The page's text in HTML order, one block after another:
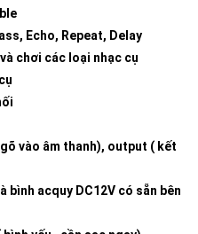
Echo, Repeat, Delay
chơi các loại nhạc cụ
vào âm thanh), output ( kết
bình acquy DC12V có sẵn bên